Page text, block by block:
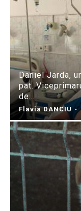
Daniel Jarda,
pat.
de...
Flavia DANCIU -